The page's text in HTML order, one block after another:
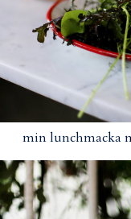
min lunchmacka